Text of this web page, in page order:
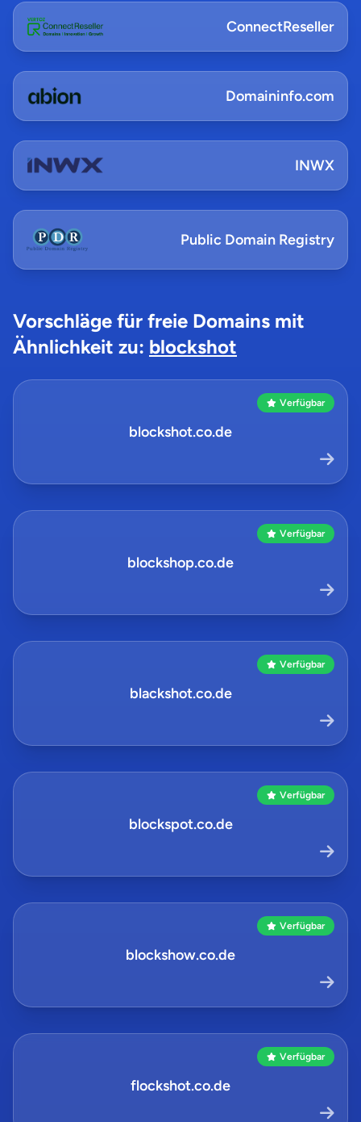
ConnectReseller
Domaininfo.com
INWX
Public Domain Registry
Vorschläge für freie Domains mit
Ähnlichkeit zu: blockshot
Verfügbar
blockshot.co.de
Verfügbar
blockshop.co.de
Verfügbar
blackshot.co.de
Verfügbar
blockspot.co.de
Verfügbar
blockshow.co.de
Verfügbar
flockshot.co.de